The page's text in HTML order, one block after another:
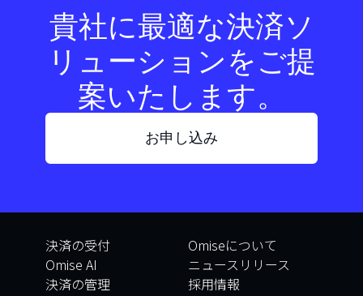
貴社に最適な決済ソ
リューションをご提
案いたします。
お申し込み
決済の受付
Omise AI
決済の管理
Omiseについて
ニュースリリース
採用情報